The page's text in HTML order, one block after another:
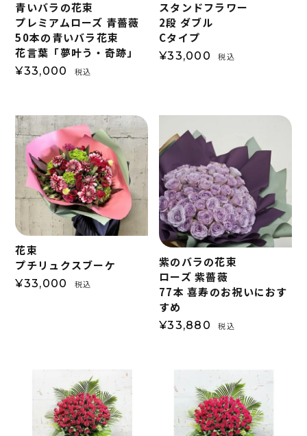
青いバラの花束
プレミアムローズ 青薔薇
50本の青いバラ花束
花言葉「夢叶う・奇跡」
¥33,000 税込
スタンドフラワー
2段 ダブル
Cタイプ
¥33,000 税込
花束
プチリュクスブーケ
¥33,000 税込
紫のバラの花束
ローズ 紫薔薇
77本 喜寿のお祝いにおす
すめ
¥33,880 税込